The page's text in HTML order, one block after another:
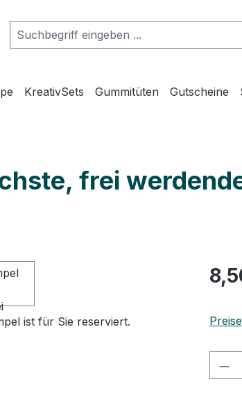
KreativSets Gummitüten Gutscheine
frei